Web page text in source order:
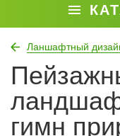
Ланшафтный
гимн